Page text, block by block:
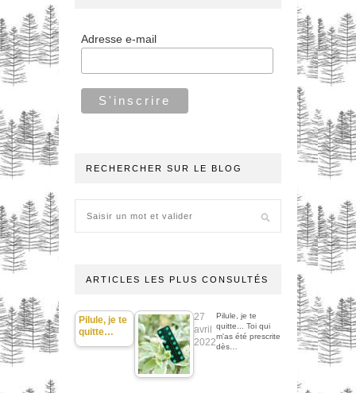
Adresse e-mail
RECHERCHER SUR LE BLOG
ARTICLES LES PLUS CONSULTÉS
Pilule, je te
quitte…
27
avril
2022
Pilule, je te
quitte... Toi qui
m'as été prescrite
dès…